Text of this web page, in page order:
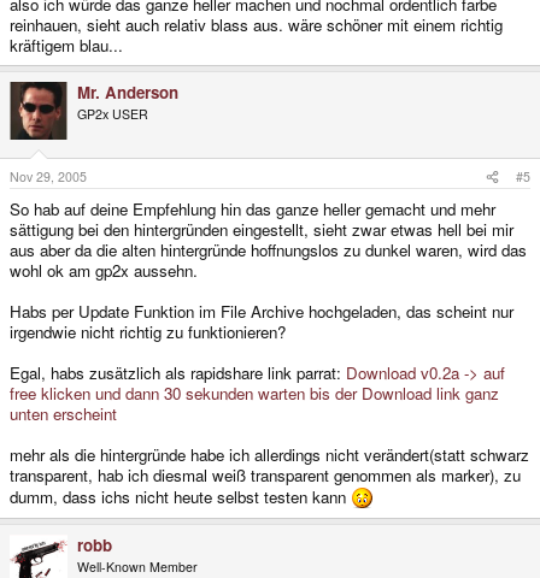
also ich würde das ganze heller machen und nochmal ordentlich farbe
reinhauen, sieht auch relativ blass aus. wäre schöner mit einem richtig
kräftigem blau...
Mr. Anderson
GP2x USER
Nov 29, 2005 #5
So hab auf deine Empfehlung hin das ganze heller gemacht und mehr
sättigung bei den hintergründen eingestellt, sieht zwar etwas hell bei mir
aus aber da die alten hintergründe hoffnungslos zu dunkel waren, wird das
wohl ok am gp2x aussehn.
Habs per Update Funktion im File Archive hochgeladen, das scheint nur
irgendwie nicht richtig zu funktionieren?
Egal, habs zusätzlich als rapidshare link parrat: Download v0.2a -> auf
free klicken und dann 30 sekunden warten bis der Download link ganz
unten erscheint
mehr als die hintergründe habe ich allerdings nicht verändert(statt schwarz
transparent, hab ich diesmal weiß transparent genommen als marker), zu
dumm, dass ichs nicht heute selbst testen kann
robb
Well-Known Member